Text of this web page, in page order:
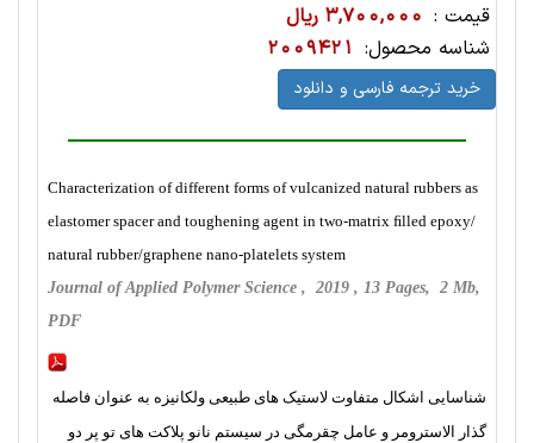
قیمت : 3,700,000 ریال
شناسه محصول: 2009421
خرید ترجمه فارسی و دانلود
Characterization of different forms of vulcanized natural rubbers as
elastomer spacer and toughening agent in two-matrix ﬁlled epoxy/
natural rubber/graphene nano-platelets system
Journal of Applied Polymer Science , 2019 , 13 Pages, 2 Mb,
PDF
شناسایی اشکال متفاوت لاستیک های طبیعی ولکانیزه به عنوان فاصله
گذار الاسترومر و عامل چقرمگی در سیستم نانو پلاکت های تو پر دو